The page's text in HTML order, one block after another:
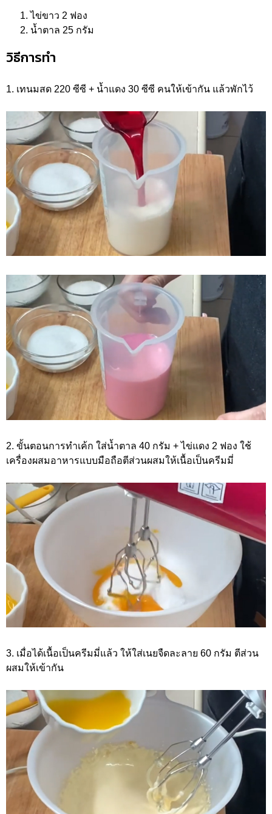
ไข่ขาว 2 ฟอง
น้ำตาล 25 กรัม
วิธีการทำ
1. เทนมสด 220 ซีซี + น้ำแดง 30 ซีซี คนให้เข้ากัน แล้วพักไว้
2. ขั้นตอนการทำเค้ก ใส่น้ำตาล 40 กรัม + ไข่แดง 2 ฟอง ใช้
เครื่องผสมอาหารแบบมือถือตีส่วนผสมให้เนื้อเป็นครีมมี่
3. เมื่อได้เนื้อเป็นครีมมี่แล้ว ให้ใส่เนยจืดละลาย 60 กรัม ตีส่วน
ผสมให้เข้ากัน